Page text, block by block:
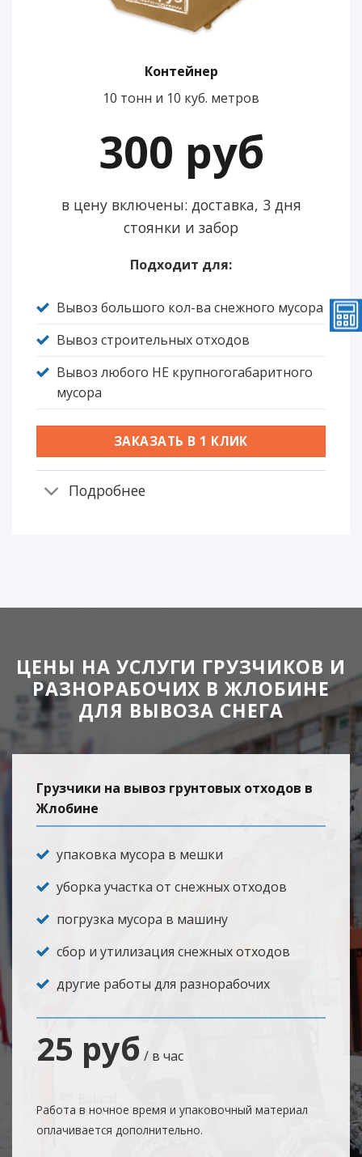
Контейнер
10 тонн и 10 куб. метров
300 руб
в цену включены: доставка, 3 дня
стоянки и забор
Подходит для:
Вывоз большого кол-ва снежного мусора
Вывоз строительных отходов
Вывоз любого НЕ крупногогабаритного
мусора
ЗАКАЗАТЬ В 1 КЛИК
Подробнее
ЦЕНЫ НА УСЛУГИ ГРУЗЧИКОВ И
РАЗНОРАБОЧИХ В ЖЛОБИНЕ
ДЛЯ ВЫВОЗА СНЕГА
Грузчики на вывоз грунтовых отходов в
Жлобине
упаковка мусора в мешки
уборка участка от снежных отходов
погрузка мусора в машину
сбор и утилизация снежных отходов
другие работы для разнорабочих
25 руб / в час
Работа в ночное время и упаковочный материал
оплачивается дополнительно.